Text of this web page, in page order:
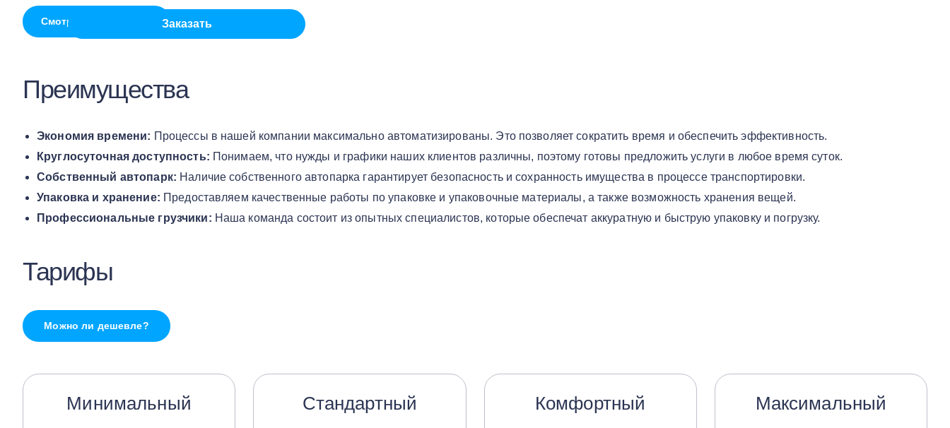
Заказать
Смотреть всё на Дзен
Преимущества
Экономия времени: Процессы в нашей компании максимально автоматизированы. Это позволяет сократить время и обеспечить эффективность.
Круглосуточная доступность: Понимаем, что нужды и графики наших клиентов различны, поэтому готовы предложить услуги в любое время суток.
Собственный автопарк: Наличие собственного автопарка гарантирует безопасность и сохранность имущества в процессе транспортировки.
Упаковка и хранение: Предоставляем качественные работы по упаковке и упаковочные материалы, а также возможность хранения вещей.
Профессиональные грузчики: Наша команда состоит из опытных специалистов, которые обеспечат аккуратную и быструю упаковку и погрузку.
Тарифы
Можно ли дешевле?
Минимальный Стандартный Комфортный Максимальный